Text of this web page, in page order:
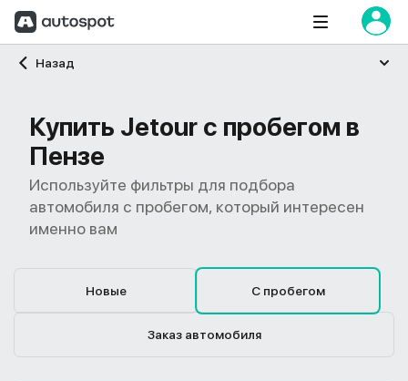
Назад
Главная
Купить Jetour с пробегом в
Пензе
Используйте фильтры для подбора
автомобиля с пробегом, который интересен
именно вам
Новые С пробегом
Заказ автомобиля